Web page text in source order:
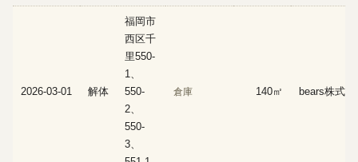
2026-03-01 解体
福岡市
西区千
里550-
1、
550-
2、
550-
3、
倉庫 140㎡ bears株式会